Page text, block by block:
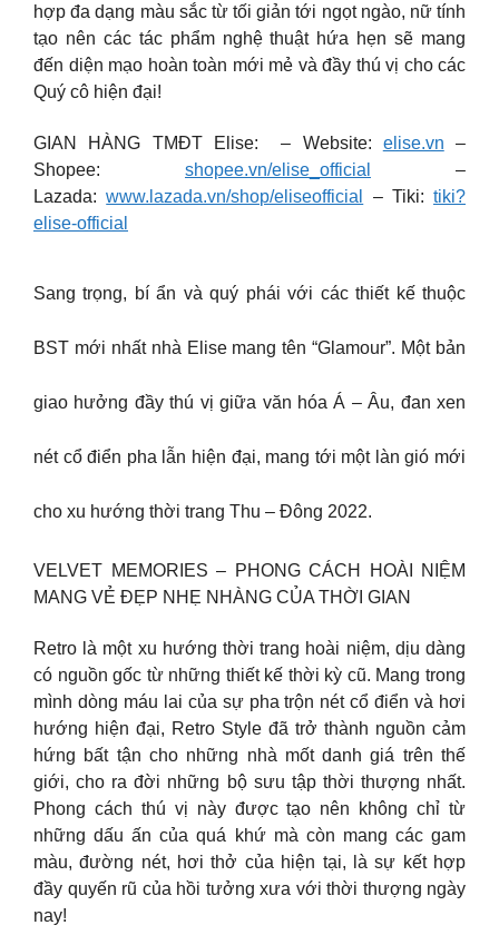
hợp đa dạng màu sắc từ tối giản tới ngọt ngào, nữ tính
tạo nên các tác phẩm nghệ thuật hứa hẹn sẽ mang
đến diện mạo hoàn toàn mới mẻ và đầy thú vị cho các
Quý cô hiện đại!
GIAN HÀNG TMĐT Elise: – Website: elise.vn –
Shopee: shopee.vn/elise_official
–
Lazada:www.lazada.vn/shop/eliseofficial – Tiki: tiki?
elise-official
Sang trọng, bí ẩn và quý phái với các thiết kế thuộc
BST mới nhất nhà Elise mang tên “Glamour”. Một bản
giao hưởng đầy thú vị giữa văn hóa Á – Âu, đan xen
nét cổ điển pha lẫn hiện đại, mang tới một làn gió mới
cho xu hướng thời trang Thu – Đông 2022.
VELVET MEMORIES – PHONG CÁCH HOÀI NIỆM
MANG VẺ ĐẸP NHẸ NHÀNG CỦA THỜI GIAN
Retro là một xu hướng thời trang hoài niệm, dịu dàng
có nguồn gốc từ những thiết kế thời kỳ cũ. Mang trong
mình dòng máu lai của sự pha trộn nét cổ điển và hơi
hướng hiện đại, Retro Style đã trở thành nguồn cảm
hứng bất tận cho những nhà mốt danh giá trên thế
giới, cho ra đời những bộ sưu tập thời thượng nhất.
Phong cách thú vị này được tạo nên không chỉ từ
những dấu ấn của quá khứ mà còn mang các gam
màu, đường nét, hơi thở của hiện tại, là sự kết hợp
đầy quyến rũ của hồi tưởng xưa với thời thượng ngày
nay!